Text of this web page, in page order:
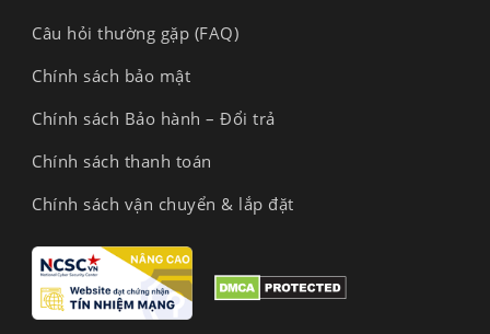
Câu hỏi thường gặp (FAQ)
Chính sách bảo mật
Chính sách Bảo hành – Đổi trả
Chính sách thanh toán
Chính sách vận chuyển & lắp đặt